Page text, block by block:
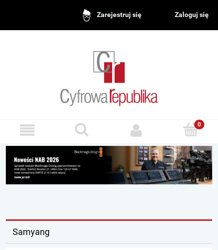
Zarejestruj się Zaloguj się
Samyang